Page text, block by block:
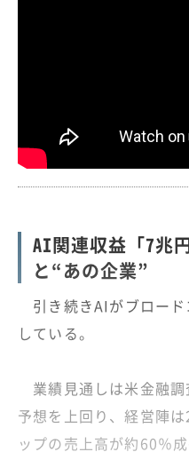
AI関連収益「7兆
と“あの企業”
引き続きAIがブロード
している。
業績見通しは米金融
予想を上回り、経営陣
ップの売上高が約60％